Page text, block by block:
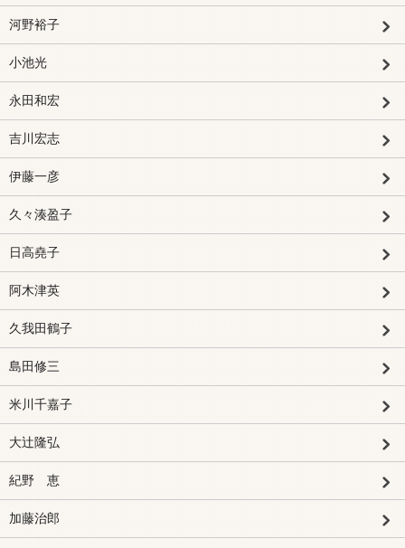
河野裕子
小池光
永田和宏
吉川宏志
伊藤一彦
久々湊盈子
日高堯子
阿木津英
久我田鶴子
島田修三
米川千嘉子
大辻隆弘
紀野 恵
加藤治郎